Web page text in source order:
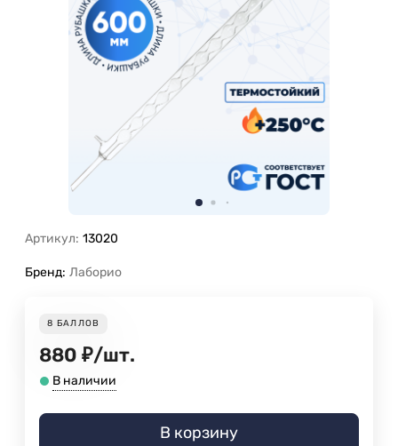
Артикул: 13020
Бренд: Лаборио
8 БАЛЛОВ
880 ₽/шт.
В наличии
В корзину